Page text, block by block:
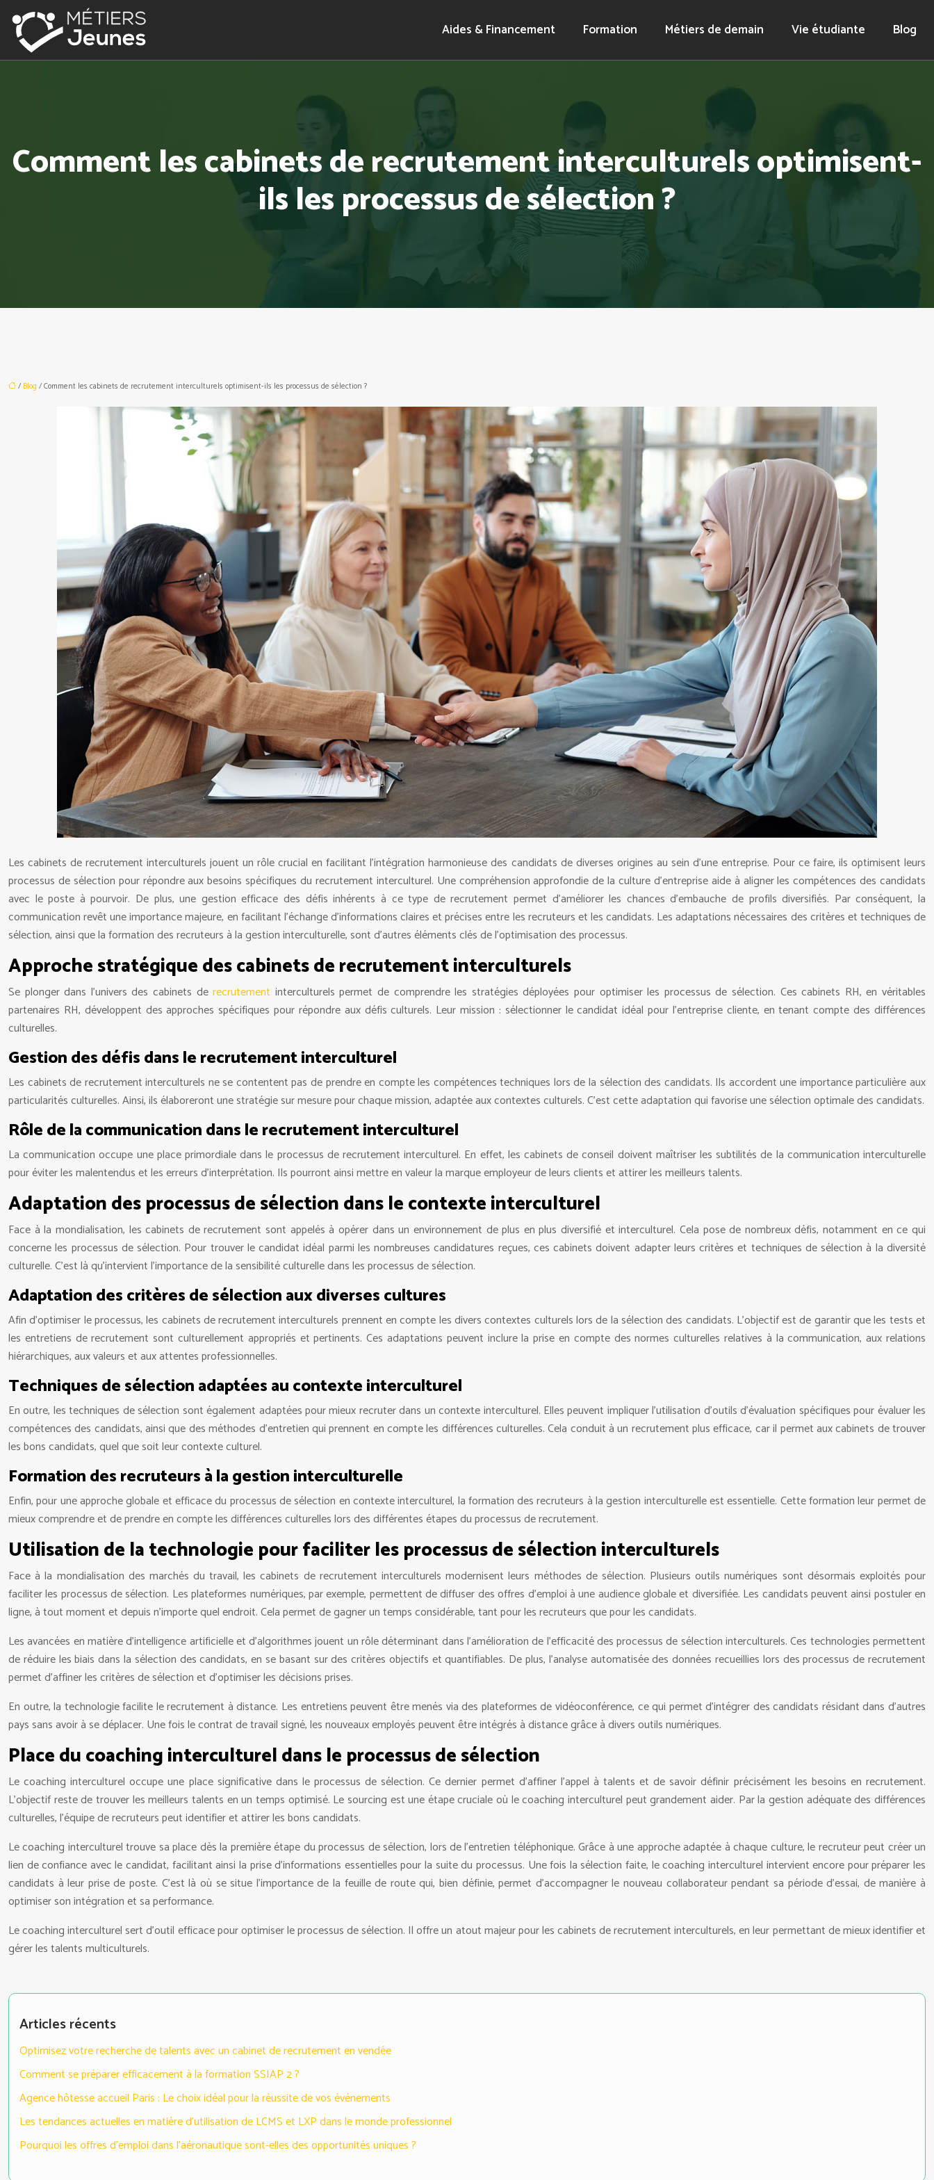
Aides & Financement Formation Métiers de demain Vie étudiante Blog
Comment les cabinets de recrutement interculturels optimisent-
ils les processus de sélection ?
/ Blog / Comment les cabinets de recrutement interculturels optimisent-ils les processus de sélection ?
Les cabinets de recrutement interculturels jouent un rôle crucial en facilitant l’intégration harmonieuse des candidats de diverses origines au sein d’une entreprise. Pour ce faire, ils optimisent leurs
processus de sélection pour répondre aux besoins spécifiques du recrutement interculturel. Une compréhension approfondie de la culture d’entreprise aide à aligner les compétences des candidats
avec le poste à pourvoir. De plus, une gestion efficace des défis inhérents à ce type de recrutement permet d’améliorer les chances d’embauche de profils diversifiés. Par conséquent, la
communication revêt une importance majeure, en facilitant l’échange d’informations claires et précises entre les recruteurs et les candidats. Les adaptations nécessaires des critères et techniques de
sélection, ainsi que la formation des recruteurs à la gestion interculturelle, sont d’autres éléments clés de l’optimisation des processus.
Approche stratégique des cabinets de recrutement interculturels
Se plonger dans l’univers des cabinets derecrutement interculturels permet de comprendre les stratégies déployées pour optimiser les processus de sélection. Ces cabinets RH, en véritables
partenaires RH, développent des approches spécifiques pour répondre aux défis culturels. Leur mission : sélectionner le candidat idéal pour l’entreprise cliente, en tenant compte des différences
culturelles.
Gestion des défis dans le recrutement interculturel
Les cabinets de recrutement interculturels ne se contentent pas de prendre en compte les compétences techniques lors de la sélection des candidats. Ils accordent une importance particulière aux
particularités culturelles. Ainsi, ils élaboreront une stratégie sur mesure pour chaque mission, adaptée aux contextes culturels. C’est cette adaptation qui favorise une sélection optimale des candidats.
Rôle de la communication dans le recrutement interculturel
La communication occupe une place primordiale dans le processus de recrutement interculturel. En effet, les cabinets de conseil doivent maîtriser les subtilités de la communication interculturelle
pour éviter les malentendus et les erreurs d’interprétation. Ils pourront ainsi mettre en valeur la marque employeur de leurs clients et attirer les meilleurs talents.
Adaptation des processus de sélection dans le contexte interculturel
Face à la mondialisation, les cabinets de recrutement sont appelés à opérer dans un environnement de plus en plus diversifié et interculturel. Cela pose de nombreux défis, notamment en ce qui
concerne les processus de sélection. Pour trouver le candidat idéal parmi les nombreuses candidatures reçues, ces cabinets doivent adapter leurs critères et techniques de sélection à la diversité
culturelle. C’est là qu’intervient l’importance de la sensibilité culturelle dans les processus de sélection.
Adaptation des critères de sélection aux diverses cultures
Afin d’optimiser le processus, les cabinets de recrutement interculturels prennent en compte les divers contextes culturels lors de la sélection des candidats. L’objectif est de garantir que les tests et
les entretiens de recrutement sont culturellement appropriés et pertinents. Ces adaptations peuvent inclure la prise en compte des normes culturelles relatives à la communication, aux relations
hiérarchiques, aux valeurs et aux attentes professionnelles.
Techniques de sélection adaptées au contexte interculturel
En outre, les techniques de sélection sont également adaptées pour mieux recruter dans un contexte interculturel. Elles peuvent impliquer l’utilisation d’outils d’évaluation spécifiques pour évaluer les
compétences des candidats, ainsi que des méthodes d’entretien qui prennent en compte les différences culturelles. Cela conduit à un recrutement plus efficace, car il permet aux cabinets de trouver
les bons candidats, quel que soit leur contexte culturel.
Formation des recruteurs à la gestion interculturelle
Enfin, pour une approche globale et efficace du processus de sélection en contexte interculturel, la formation des recruteurs à la gestion interculturelle est essentielle. Cette formation leur permet de
mieux comprendre et de prendre en compte les différences culturelles lors des différentes étapes du processus de recrutement.
Utilisation de la technologie pour faciliter les processus de sélection interculturels
Face à la mondialisation des marchés du travail, les cabinets de recrutement interculturels modernisent leurs méthodes de sélection. Plusieurs outils numériques sont désormais exploités pour
faciliter les processus de sélection. Les plateformes numériques, par exemple, permettent de diffuser des offres d’emploi à une audience globale et diversifiée. Les candidats peuvent ainsi postuler en
ligne, à tout moment et depuis n’importe quel endroit. Cela permet de gagner un temps considérable, tant pour les recruteurs que pour les candidats.
Les avancées en matière d’intelligence artificielle et d’algorithmes jouent un rôle déterminant dans l’amélioration de l’efficacité des processus de sélection interculturels. Ces technologies permettent
de réduire les biais dans la sélection des candidats, en se basant sur des critères objectifs et quantifiables. De plus, l’analyse automatisée des données recueillies lors des processus de recrutement
permet d’affiner les critères de sélection et d’optimiser les décisions prises.
En outre, la technologie facilite le recrutement à distance. Les entretiens peuvent être menés via des plateformes de vidéoconférence, ce qui permet d’intégrer des candidats résidant dans d’autres
pays sans avoir à se déplacer. Une fois le contrat de travail signé, les nouveaux employés peuvent être intégrés à distance grâce à divers outils numériques.
Place du coaching interculturel dans le processus de sélection
Le coaching interculturel occupe une place significative dans le processus de sélection. Ce dernier permet d’affiner l’appel à talents et de savoir définir précisément les besoins en recrutement.
L’objectif reste de trouver les meilleurs talents en un temps optimisé. Le sourcing est une étape cruciale où le coaching interculturel peut grandement aider. Par la gestion adéquate des différences
culturelles, l’équipe de recruteurs peut identifier et attirer les bons candidats.
Le coaching interculturel trouve sa place dès la première étape du processus de sélection, lors de l’entretien téléphonique. Grâce à une approche adaptée à chaque culture, le recruteur peut créer un
lien de confiance avec le candidat, facilitant ainsi la prise d’informations essentielles pour la suite du processus. Une fois la sélection faite, le coaching interculturel intervient encore pour préparer les
candidats à leur prise de poste. C’est là où se situe l’importance de la feuille de route qui, bien définie, permet d’accompagner le nouveau collaborateur pendant sa période d’essai, de manière à
optimiser son intégration et sa performance.
Le coaching interculturel sert d’outil efficace pour optimiser le processus de sélection. Il offre un atout majeur pour les cabinets de recrutement interculturels, en leur permettant de mieux identifier et
gérer les talents multiculturels.
Articles récents
Optimisez votre recherche de talents avec un cabinet de recrutement en vendée
Comment se préparer efficacement à la formation SSIAP 2 ?
Agence hôtesse accueil Paris : Le choix idéal pour la réussite de vos événements
Les tendances actuelles en matière d’utilisation de LCMS et LXP dans le monde professionnel
Pourquoi les offres d’emploi dans l’aéronautique sont-elles des opportunités uniques ?